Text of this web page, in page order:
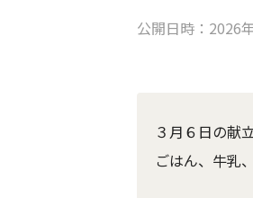
公開日時：2026
３月６日の献
ごはん、牛乳